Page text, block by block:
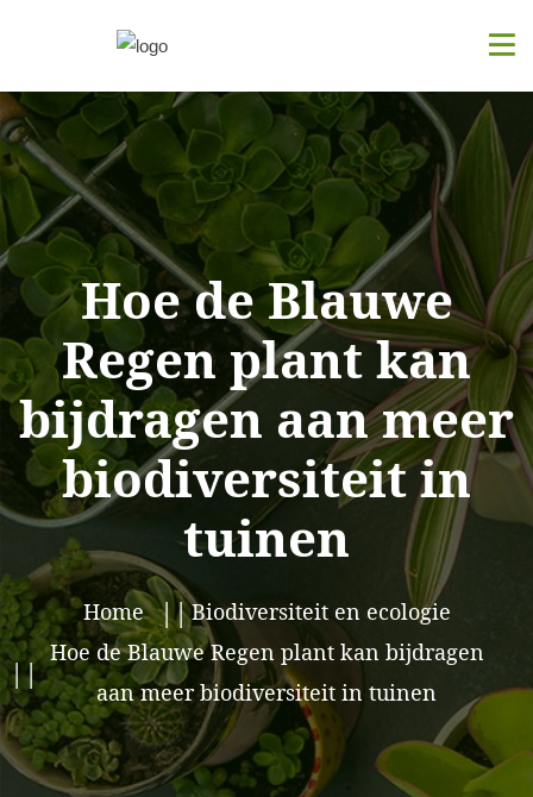
Hoe de Blauwe
Regen plant kan
bijdragen aan meer
biodiversiteit in
tuinen
Home
Biodiversiteit en ecologie
Hoe de Blauwe Regen plant kan bijdragen
aan meer biodiversiteit in tuinen